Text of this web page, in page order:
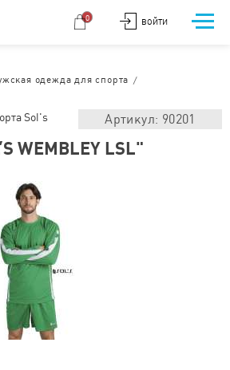
ВОЙТИ
0
одежда для спорта /
Sol's Артикул: 90201
WEMBLEY LSL"